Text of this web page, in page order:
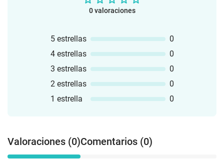
0 valoraciones
5 estrellas
0
4 estrellas
0
3 estrellas
0
2 estrellas
0
1 estrella
0
Valoraciones (0)Comentarios (0)